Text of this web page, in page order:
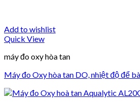
Add to wishlist
Quick View
máy đo oxy hòa tan
Máy đo Oxy hòa tan DO, nhiệt độ để